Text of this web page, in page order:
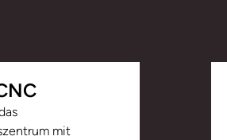
mit